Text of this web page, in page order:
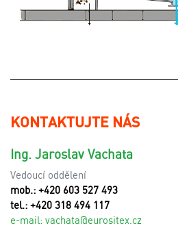
KONTAKTUJTE NÁS
Ing. Jaroslav Vachata
Vedoucí oddělení
mob.: +420 603 527 493
tel.: +420 318 494 117
e-mail: vachata@eurositex.cz